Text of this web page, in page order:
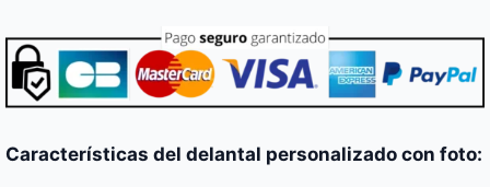
Características del delantal personalizado con foto: